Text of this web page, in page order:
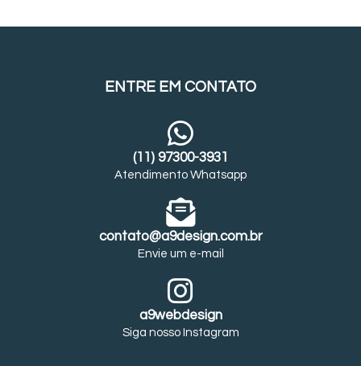
ENTRE EM CONTATO
(11) 97300-3931
Atendimento Whatsapp
contato@a9design.com.br
Envie um e-mail
a9webdesign
Siga nosso Instagram